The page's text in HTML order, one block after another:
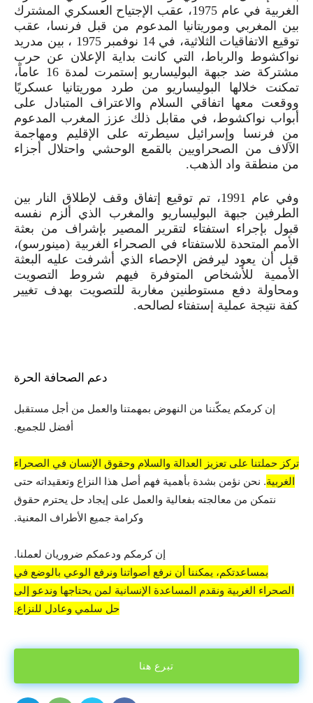
الغربية في عام 1975، عقب الإجتياح العسكري المشترك
بين المغربي وموريتانيا المدعوم من قبل فرنسا، عقب
توقيع الاتفاقيات الثلاثية، في 14 نوفمبر 1975 ، بين مدريد
نواكشوط والرباط، التي كانت بداية الإعلان عن حرب
مشتركة ضد جبهة البوليساريو إستمرت لمدة 16 عاماً،
تمكنت خلالها البوليساريو من طرد موريتانيا عسكريًا
ووقعت معها اتفاقي السلام والاعتراف المتبادل على
أبواب نواكشوط، في مقابل ذلك عزز المغرب المدعوم
من فرنسا وإسرائيل سيطرته على الإقليم ومهاجمة
الآلاف من الصحراويين بالقمع الوحشي واحتلال أجزاء
من منطقة واد الذهب.
وفي عام 1991، تم توقيع إتفاق وقف لإطلاق النار بين
الطرفين جبهة البوليساريو والمغرب الذي ألزم نفسه
قبول بإجراء استفتاء لتقرير المصير بإشراف من بعثة
الأمم المتحدة للاستفتاء في الصحراء الغربية (مينورسو)،
قبل أن يعود ليرفض الإحصاء الذي أشرفت عليه البعثة
الأممية للأشخاص المتوفرة فيهم شروط التصويت
ومحاولة دفع مستوطنين مغاربة للتصويت بهدف تغيير
كفة نتيجة عملية إستفتاء لصالحه.
دعم الصحافة الحرة
إن كرمكم يمكّننا من النهوض بمهمتنا والعمل من أجل مستقبل
أفضل للجميع.
تركز حملتنا على تعزيز العدالة والسلام وحقوق الإنسان في الصحراء
الغربية. نحن نؤمن بشدة بأهمية فهم أصل هذا النزاع وتعقيداته حتى
نتمكن من معالجته بفعالية والعمل على إيجاد حل يحترم حقوق
وكرامة جميع الأطراف المعنية.
إن كرمكم ودعمكم ضروريان لعملنا.
بمساعدتكم، يمكننا أن نرفع أصواتنا ونرفع الوعي بالوضع في
الصحراء الغربية ونقدم المساعدة الإنسانية لمن يحتاجها وندعو إلى
حل سلمي وعادل للنزاع.
تبرع هنا